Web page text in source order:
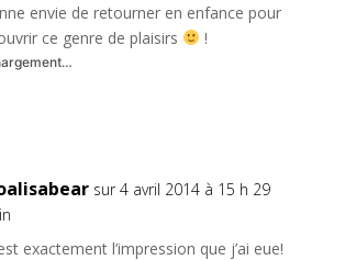
envie de retourner en enfance pour
ce genre de plaisirs
!
sur 4 avril 2014 à 15 h 29
exactement l’impression que j’ai eue!